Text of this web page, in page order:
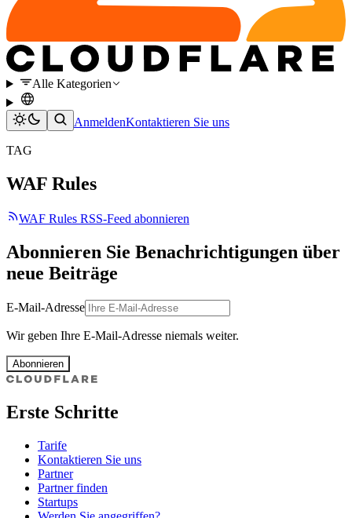
Alle Kategorien
AnmeldenKontaktieren Sie uns
TAG
WAF Rules
WAF Rules RSS-Feed abonnieren
Abonnieren Sie Benachrichtigungen über
neue Beiträge
E-Mail-Adresse
Wir geben Ihre E-Mail-Adresse niemals weiter.
Abonnieren
Erste Schritte
Tarife
Kontaktieren Sie uns
Partner
Partner finden
Startups